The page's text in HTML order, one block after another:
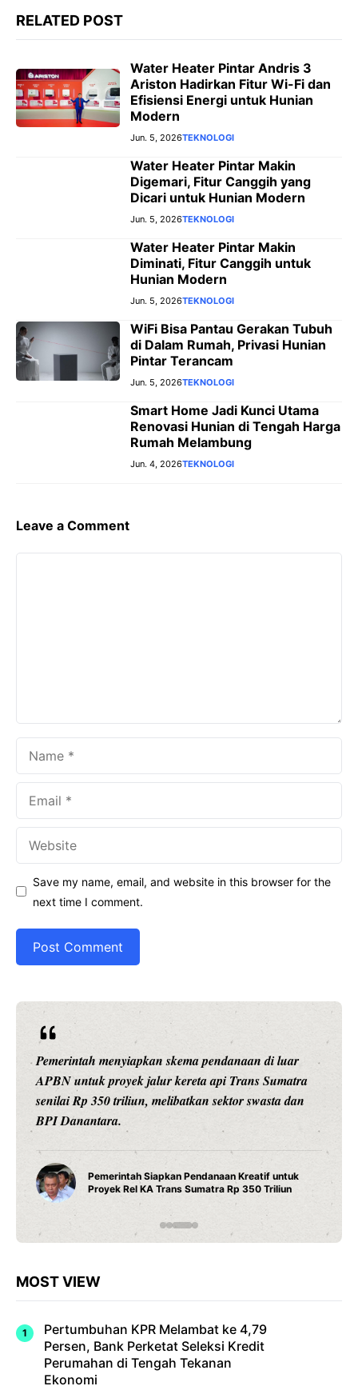
RELATED POST
Water Heater Pintar Andris 3
Ariston Hadirkan Fitur Wi-Fi dan
Efisiensi Energi untuk Hunian
Modern
Jun. 5, 2026TEKNOLOGI
Water Heater Pintar Makin
Digemari, Fitur Canggih yang
Dicari untuk Hunian Modern
Jun. 5, 2026TEKNOLOGI
Water Heater Pintar Makin
Diminati, Fitur Canggih untuk
Hunian Modern
Jun. 5, 2026TEKNOLOGI
WiFi Bisa Pantau Gerakan Tubuh
di Dalam Rumah, Privasi Hunian
Pintar Terancam
Jun. 5, 2026TEKNOLOGI
Smart Home Jadi Kunci Utama
Renovasi Hunian di Tengah Harga
Rumah Melambung
Jun. 4, 2026TEKNOLOGI
Leave a Comment
Save my name, email, and website in this browser for the
next time I comment.
Ariston Indonesia meluncurkan Andris 3, water heater
pintar dengan konektivitas Wi-Fi, pengaturan suhu
presisi 1 derajat Celsius, dan teknologi titanium untuk
daya tahan maksimal.
Water Heater Pintar Andris 3 Ariston Hadirkan
Fitur Wi-Fi dan Efisiensi Energi untuk Hunian
Modern
MOST VIEW
Pertumbuhan KPR Melambat ke 4,79
Persen, Bank Perketat Seleksi Kredit
Perumahan di Tengah Tekanan
Ekonomi